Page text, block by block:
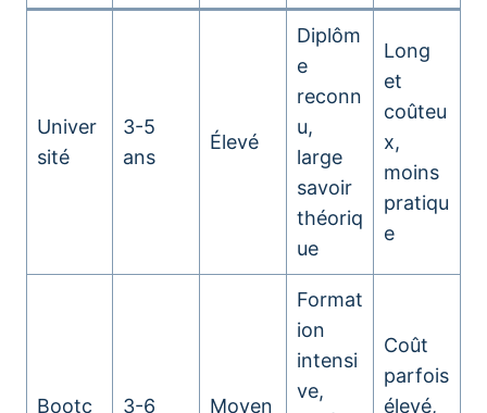
Univer
sité
3-5
ans
Élevé
Diplôm
e
reconn
u,
large
savoir
théoriq
ue
Long
et
coûteu
x,
moins
pratiqu
e
Bootc
3-6
Moyen
Format
ion
intensi
ve,
Coût
parfois
élevé,